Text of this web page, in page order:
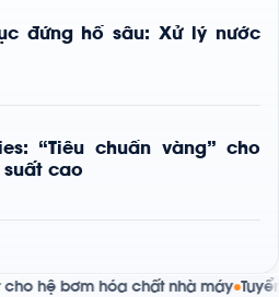
đứng hố sâu: Xử lý nước
“Tiêu chuẩn vàng” cho
suất cao
hóa chất nhà máy● Tuyển Dụng